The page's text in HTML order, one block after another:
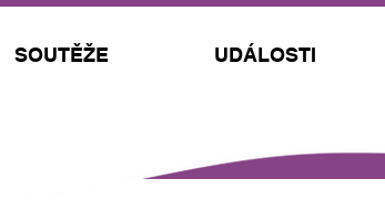
SOUTĚŽE UDÁLOSTI